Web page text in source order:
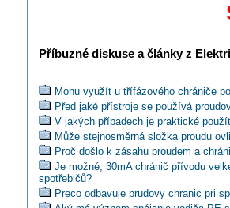
Příbuzné diskuse a články z
Mohu využít u třífázového chrániče
Před jaké přístroje se používá
V jakých případech je praktické
Může stejnosměrná složka proudu
Proč došlo k zásahu proudem a
Je možné, 30mA chránič přívodu
spotřebičů?
Preco odbavuje prudovy chranic pri